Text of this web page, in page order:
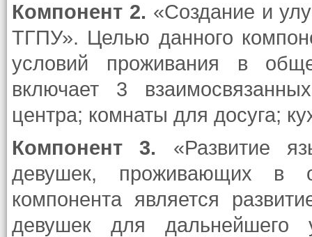
Компонент 2. «Создание и
ТГПУ». Целью данного
условий проживания в
включает 3
центра; комнаты для досуга;
Компонент 3. «Развитие
девушек, проживающих в
компонента является
девушек для дальнейшего